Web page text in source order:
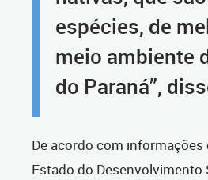
espécies, de
meio ambiente
do Paraná”,
De acordo com informações
Estado do Desenvolvimento